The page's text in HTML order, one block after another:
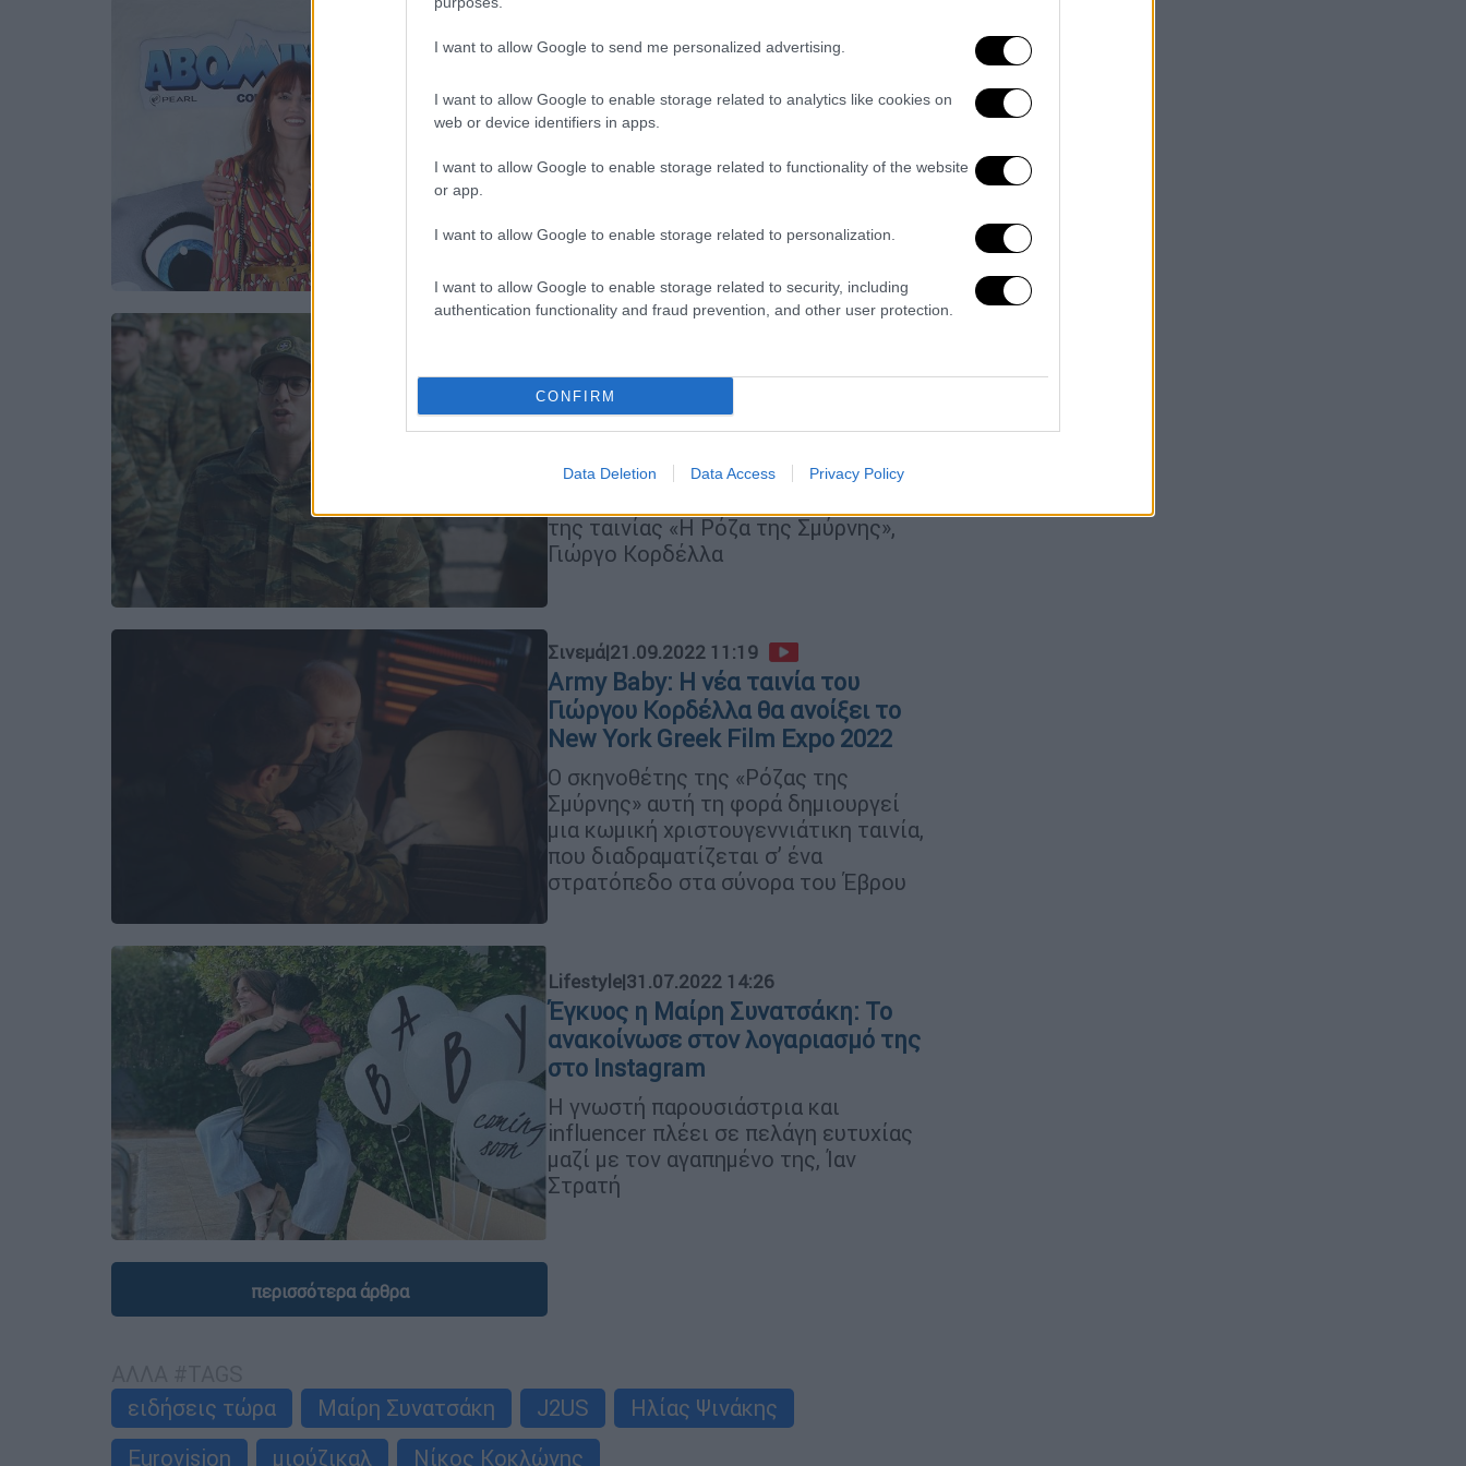
I want to allow Google to send me personalized advertising.
I want to allow Google to enable storage related to analytics like cookies on
web or device identifiers in apps.
I want to allow Google to enable storage related to functionality of the website
or app.
I want to allow Google to enable storage related to personalization.
I want to allow Google to enable storage related to security, including
authentication functionality and fraud prevention, and other user protection.
CONFIRM
Data Deletion Data Access Privacy Policy
Lifestyle|05.12.2022 12:57
Έφερε στον κόσμο ένα υγιέστατο
κοριτσάκι, καρπό του έρωτά της
με τον Ιαν Στρατή
Πρωινό
Army Baby: Μια στρατιωτική
κωμωδία με χριστουγεννιάτικη…
παραλλαγή - Τον Δεκέμβριο στους
κινηματογράφους
της ταινίας «Η Ρόζα της Σμύρνης»,
Γιώργο Κορδέλλα
Σινεμά|21.09.2022 11:19
Army Baby: Η νέα ταινία του
Γιώργου Κορδέλλα θα ανοίξει το
New York Greek Film Expo 2022
Ο σκηνοθέτης της «Ρόζας της
Σμύρνης» αυτή τη φορά δημιουργεί
μια κωμική χριστουγεννιάτικη ταινία,
που διαδραματίζεται σ’ ένα
στρατόπεδο στα σύνορα του Έβρου
Lifestyle|31.07.2022 14:26
Έγκυος η Μαίρη Συνατσάκη: Το
ανακοίνωσε στον λογαριασμό της
στο Instagram
Η γνωστή παρουσιάστρια και
influencer πλέει σε πελάγη ευτυχίας
μαζί με τον αγαπημένο της, Ίαν
Στρατή
περισσότερα άρθρα
ειδήσεις τώρα
Μαίρη Συνατσάκη J2US
Ηλίας Ψινάκης
Eurovision
μιούζικαλ Νίκος Κοκλώνης